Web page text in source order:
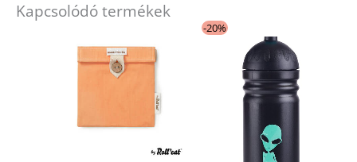
Kapcsolódó termékek
-20%
price
was:
3
490 Ft.
is:
2
790 Ft.